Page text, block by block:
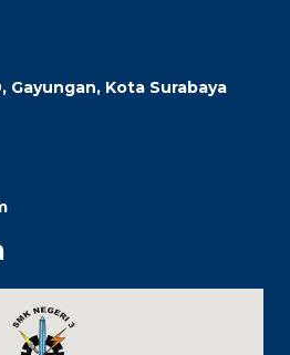
Gayungan, Kota Surabaya